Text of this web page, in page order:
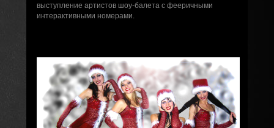
выступление артистов шоу-балета с фееричными
интерактивными номерами.